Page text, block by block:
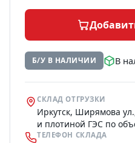
Б/У В НАЛИЧИИ В
СКЛАД ОТГРУЗКИ
Иркутск, Ширямова
и плотиной ГЭС по
ТЕЛЕФОН СКЛАДА